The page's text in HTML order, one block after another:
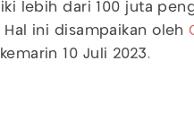
lebih dari 100 juta
Hal ini disampaikan oleh
10 Juli 2023.